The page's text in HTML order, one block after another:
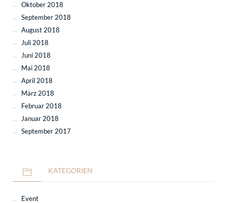
Oktober 2018
September 2018
August 2018
Juli 2018
Juni 2018
Mai 2018
April 2018
März 2018
Februar 2018
Januar 2018
September 2017
KATEGORIEN
Event